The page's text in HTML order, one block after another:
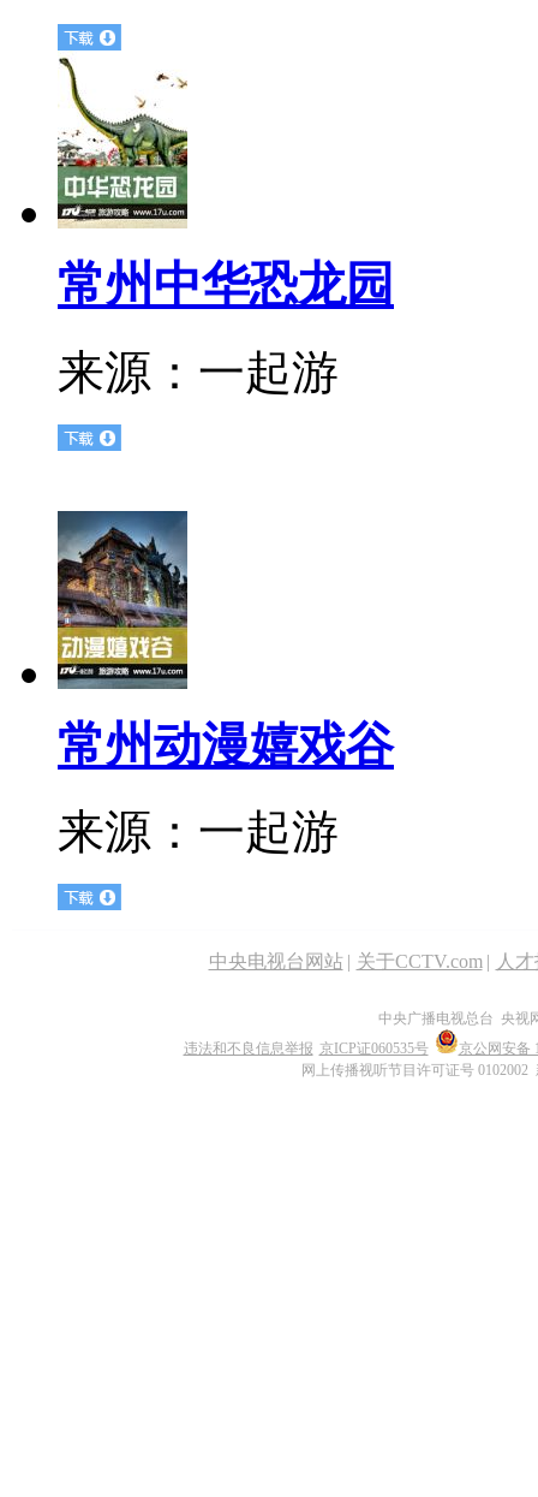
常州中华恐龙园
来源： 一起游
常州动漫嬉戏谷
来源： 一起游
中央电视台网站 | 关于CCTV.com | 人
中央广播电视总台 央视
违法和不良信息举报 京ICP证060535号
京公网安备
网上传播视听节目许可证号 0102002